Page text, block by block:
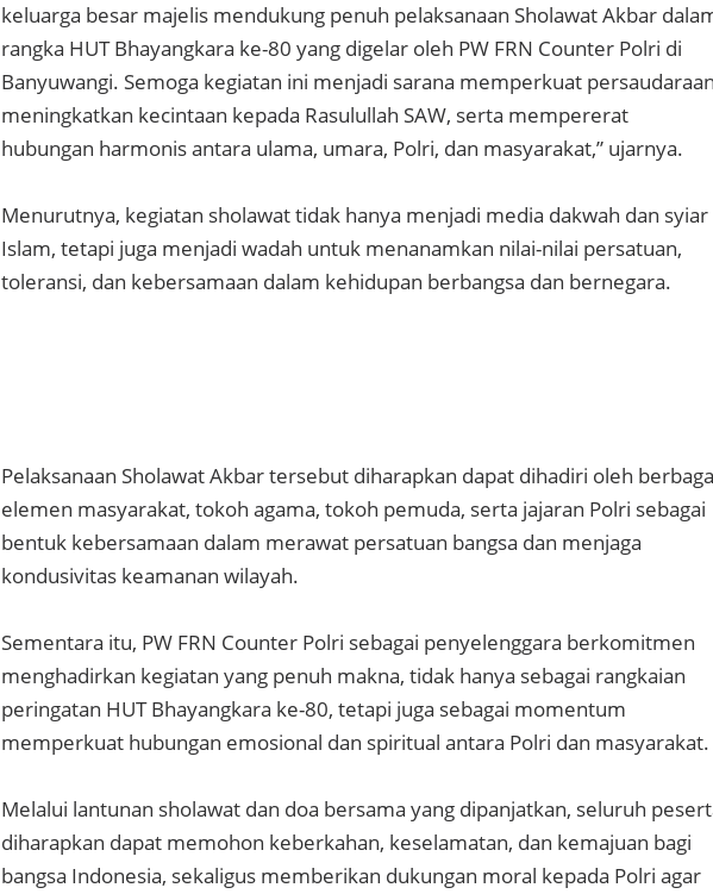
keluarga besar majelis mendukung penuh pelaksanaan Sholawat Akbar
rangka HUT Bhayangkara ke-80 yang digelar oleh PW FRN Counter Polri di
Banyuwangi. Semoga kegiatan ini menjadi sarana memperkuat
meningkatkan kecintaan kepada Rasulullah SAW, serta mempererat
hubungan harmonis antara ulama, umara, Polri, dan masyarakat,” ujarnya.
Menurutnya, kegiatan sholawat tidak hanya menjadi media dakwah dan syiar
Islam, tetapi juga menjadi wadah untuk menanamkan nilai-nilai persatuan,
toleransi, dan kebersamaan dalam kehidupan berbangsa dan bernegara.
Pelaksanaan Sholawat Akbar tersebut diharapkan dapat dihadiri oleh
elemen masyarakat, tokoh agama, tokoh pemuda, serta jajaran Polri sebagai
bentuk kebersamaan dalam merawat persatuan bangsa dan menjaga
kondusivitas keamanan wilayah.
Sementara itu, PW FRN Counter Polri sebagai penyelenggara berkomitmen
menghadirkan kegiatan yang penuh makna, tidak hanya sebagai rangkaian
peringatan HUT Bhayangkara ke-80, tetapi juga sebagai momentum
memperkuat hubungan emosional dan spiritual antara Polri dan masyarakat.
Melalui lantunan sholawat dan doa bersama yang dipanjatkan, seluruh
diharapkan dapat memohon keberkahan, keselamatan, dan kemajuan bagi
bangsa Indonesia, sekaligus memberikan dukungan moral kepada Polri agar